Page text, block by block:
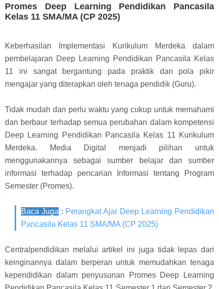
Promes Deep Learning Pendidikan Pancasila
Kelas 11 SMA/MA (CP 2025)
Keberhasilan Implementasi Kurikulum Merdeka dalam
pembelajaran Deep Learning Pendidikan Pancasila Kelas
11 ini sangat bergantung pada praktik dan pola pikir
mengajar yang diterapkan oleh tenaga pendidik (Guru).
Tidak mudah dan perlu waktu yang cukup untuk memahami
dan berbaur terhadap semua perubahan dalam kompetensi
Deep Learning Pendidikan Pancasila Kelas 11 Kurikulum
Merdeka. Media Digital menjadi pilihan untuk
menggunakannya sebagai sumber belajar dan sumber
informasi terhadap pencarian Informasi tentang Program
Semester (Promes).
Baca Juga : Perangkat Ajar Deep Learning Pendidikan
Pancasila Kelas 11 SMA/MA (CP 2025)
Centralpendidikan melalui artikel ini juga tidak lepas dari
keinginannya dalam berperan untuk memudahkan tenaga
kependidikan dalam penyusunan Promes Deep Learning